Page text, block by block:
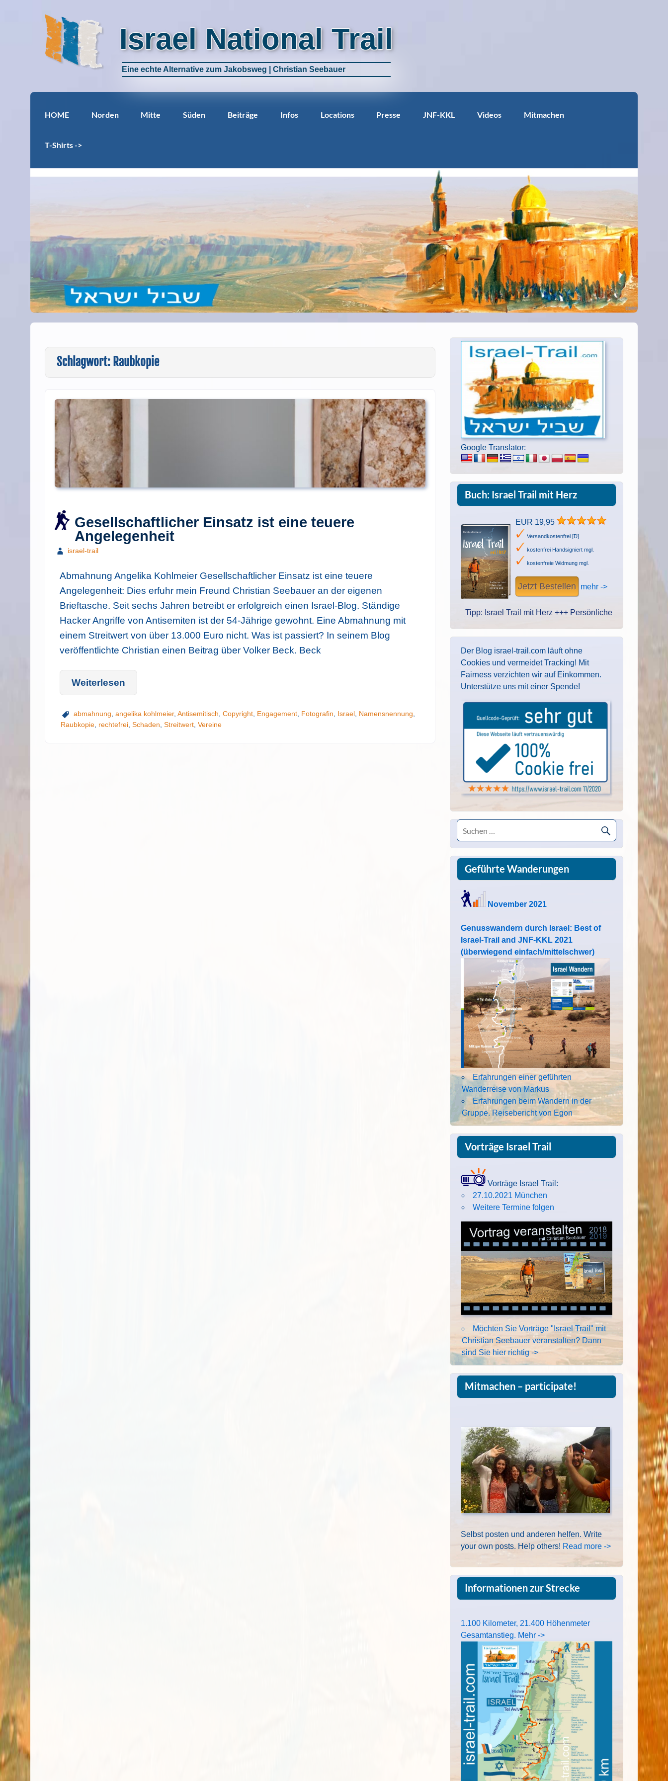
Israel National Trail
Eine echte Alternative zum Jakobsweg | Christian Seebauer
HOME Norden Mitte Süden Beiträge Infos Locations Presse JNF-KKL Videos Mitmachen
T-Shirts ->
Schlagwort: Raubkopie
Gesellschaftlicher Einsatz ist eine teuere
Angelegenheit
israel-trail
Abmahnung Angelika Kohlmeier Gesellschaftlicher Einsatz ist eine teuere
Angelegenheit: Dies erfuhr mein Freund Christian Seebauer an der eigenen
Brieftasche. Seit sechs Jahren betreibt er erfolgreich einen Israel-Blog. Ständige
Hacker Angriffe von Antisemiten ist der 54-Jährige gewohnt. Eine Abmahnung mit
einem Streitwert von über 13.000 Euro nicht. Was ist passiert? In seinem Blog
veröffentlichte Christian einen Beitrag über Volker Beck. Beck
Weiterlesen
abmahnung angelika kohlmeier, Antisemitisch Copyright, Engagement, Fotografin Israel, Namensnennung
Raubkopie, rechtefrei, Schaden Streitwert, Vereine
Google Translator:
Buch: Israel Trail mit Herz
EUR 19,95
Versandkostenfrei [D]
kostenfrei Handsigniert mgl.
kostenfreie Widmung mgl.
Jetzt Bestellen mehr ->
Tipp: Israel Trail mit Herz +++ Persönliche Widmung des Autors.
Der Blog israel-trail.com läuft ohne
Cookies und vermeidet Tracking! Mit
Fairness verzichten wir auf Einkommen.
Unterstütze uns mit einer Spende!
Geführte Wanderungen
November 2021
Genusswandern durch Israel: Best of
Israel-Trail and JNF-KKL 2021
(überwiegend einfach/mittelschwer)
Erfahrungen einer geführten
Wanderreise von Markus
Erfahrungen beim Wandern in der
Gruppe. Reisebericht von Egon
Vorträge Israel Trail
Vorträge Israel Trail:
27.10.2021 München
Weitere Termine folgen
Möchten Sie Vorträge "Israel Trail" mit
Christian Seebauer veranstalten? Dann
sind Sie hier richtig ->
Mitmachen – participate!
Selbst posten und anderen helfen. Write
your own posts. Help others! Read more ->
Informationen zur Strecke
1.100 Kilometer, 21.400 Höhenmeter
Gesamtanstieg. Mehr ->